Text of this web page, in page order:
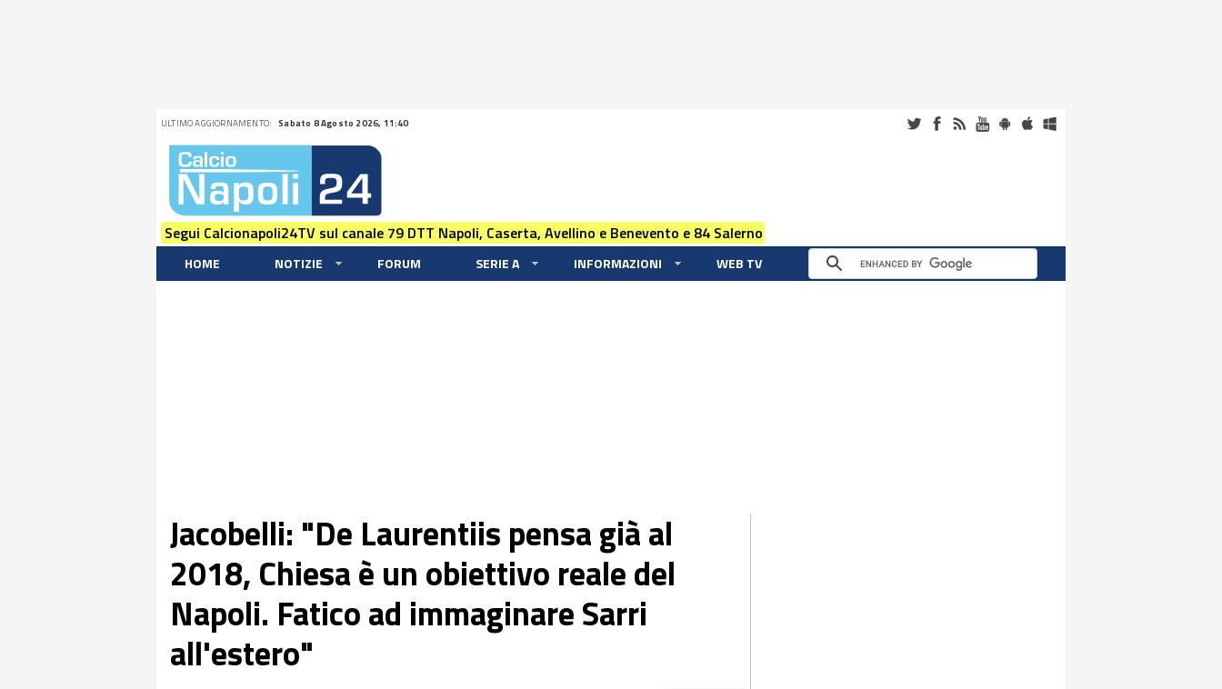
ULTIMO AGGIORNAMENTO: Sabato 8 Agosto 2026, 11:40
Segui Calcionapoli24TV sul canale 79 DTT Napoli, Caserta, Avellino e Benevento e 84 Salerno
HOME NOTIZIE FORUM SERIE A INFORMAZIONI WEB TV
Jacobelli: "De Laurentiis pensa già al
2018, Chiesa è un obiettivo reale del
Napoli. Fatico ad immaginare Sarri
all'estero"